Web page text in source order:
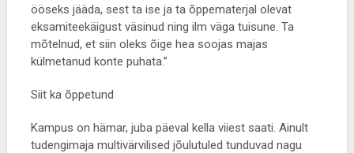
ööseks jääda, sest ta ise ja ta õppematerjal olevat
eksamiteekäigust väsinud ning ilm väga tuisune. Ta
mõtelnud, et siin oleks õige hea soojas majas
külmetanud konte puhata.”
Siit ka õppetund
Kampus on hämar, juba päeval kella viiest saati. Ainult
tudengimaja multivärvilised jõulutuled tunduvad nagu